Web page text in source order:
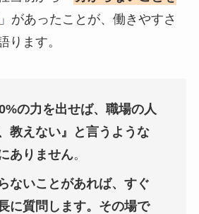
があったことが、働きやすさ
ります。
の力を出せば、職場の人
教えない』と言うような
ありません。
ないことがあれば、すぐ
に質問します。その場で